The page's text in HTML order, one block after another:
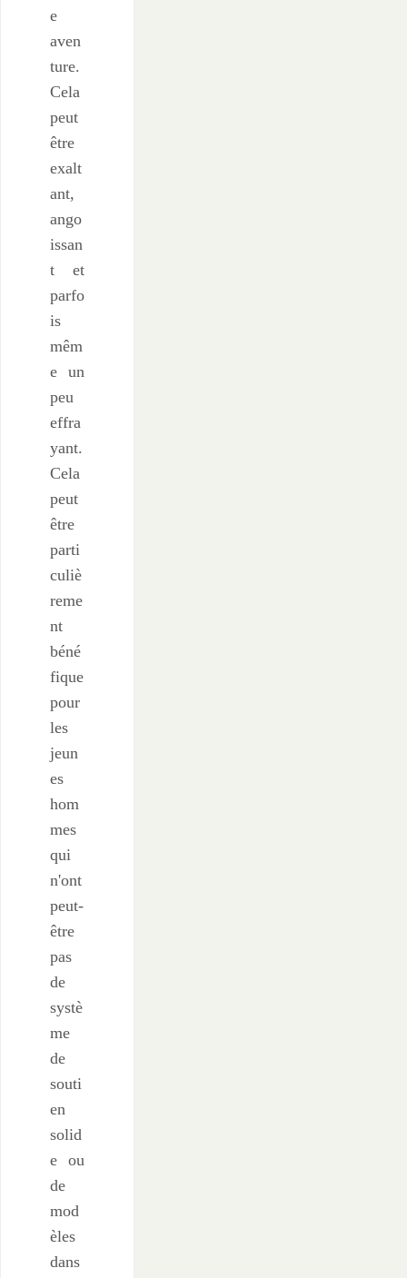
e
aven
ture.
Cela
peut
être
exalt
ant,
ango
issan
t et
parfo
is
mêm
e un
peu
effra
yant.
Cela
peut
être
parti
culiè
reme
nt
béné
fique
pour
les
jeun
es
hom
mes
qui
n'ont
peut-
être
pas
de
systè
me
de
souti
en
solid
e ou
de
mod
èles
dans